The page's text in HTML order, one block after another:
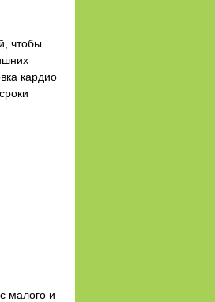
чтобы
кардио
малого и